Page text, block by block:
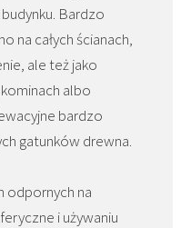
Bardzo
na całych ścianach,
ale też jako
albo
bardzo
gatunków drewna.
odpornych na
i używaniu